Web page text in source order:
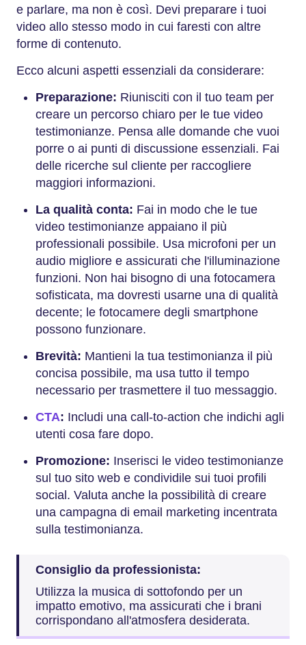
e parlare, ma non è così. Devi preparare i tuoi
video allo stesso modo in cui faresti con altre
forme di contenuto.
Ecco alcuni aspetti essenziali da considerare:
Preparazione: Riunisciti con il tuo team per
creare un percorso chiaro per le tue video
testimonianze. Pensa alle domande che vuoi
porre o ai punti di discussione essenziali. Fai
delle ricerche sul cliente per raccogliere
maggiori informazioni.
La qualità conta: Fai in modo che le tue
video testimonianze appaiano il più
professionali possibile. Usa microfoni per un
audio migliore e assicurati che l'illuminazione
funzioni. Non hai bisogno di una fotocamera
sofisticata, ma dovresti usarne una di qualità
decente; le fotocamere degli smartphone
possono funzionare.
Brevità: Mantieni la tua testimonianza il più
concisa possibile, ma usa tutto il tempo
necessario per trasmettere il tuo messaggio.
CTA: Includi una call-to-action che indichi agli
utenti cosa fare dopo.
Promozione: Inserisci le video testimonianze
sul tuo sito web e condividile sui tuoi profili
social. Valuta anche la possibilità di creare
una campagna di email marketing incentrata
sulla testimonianza.
Consiglio da professionista:
Utilizza la musica di sottofondo per un
impatto emotivo, ma assicurati che i brani
corrispondano all'atmosfera desiderata.